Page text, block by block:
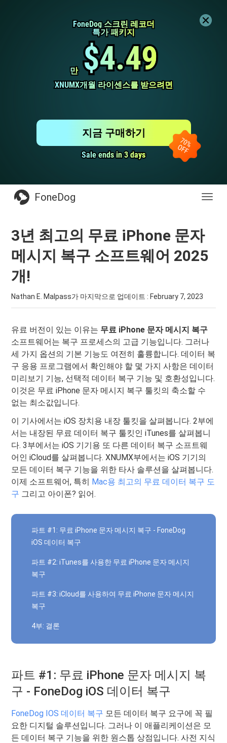
FoneDog 스크린 레코더
FoneDog 스크린 레코더
특가 패키지
특가 패키지
만
만 $4.49
$4.49
XNUMX개월 라이센스를 받으려면
XNUMX개월 라이센스를 받으려면
Sale ends in 3 days
Sale ends in 3 days
지금 구매하기
전
FoneDog
3년 최고의 무료 iPhone 문자
메시지 복구 소프트웨어 2025
개!
Nathan E. Malpass가 마지막으로 업데이트 : February 7, 2023
유료 버전이 있는 이유는 무료 iPhone 문자 메시지 복구
소프트웨어는 복구 프로세스의 고급 기능입니다. 그러나
세 가지 옵션의 기본 기능도 여전히 훌륭합니다. 데이터 복
구 응용 프로그램에서 확인해야 할 몇 가지 사항은 데이터
미리보기 기능, 선택적 데이터 복구 기능 및 호환성입니다.
이것은 무료 iPhone 문자 메시지 복구 툴킷의 축소할 수
없는 최소값입니다.
이 기사에서는 iOS 장치용 내장 툴킷을 살펴봅니다. 2부에
서는 내장된 무료 데이터 복구 툴킷인 iTunes를 살펴봅니
다. 3부에서는 iOS 기기용 또 다른 데이터 복구 소프트웨
어인 iCloud를 살펴봅니다. XNUMX부에서는 iOS 기기의
모든 데이터 복구 기능을 위한 타사 솔루션을 살펴봅니다.
이제 소프트웨어, 특히 Mac용 최고의 무료 데이터 복구 도
구 그리고 아이폰? 읽어.
파트 #1: 무료 iPhone 문자 메시지 복구 - FoneDog
iOS 데이터 복구
파트 #2: iTunes를 사용한 무료 iPhone 문자 메시지
복구
파트 #3: iCloud를 사용하여 무료 iPhone 문자 메시지
복구
4부: 결론
파트 #1: 무료 iPhone 문자 메시지 복
구 - FoneDog iOS 데이터 복구
FoneDog IOS 데이터 복구 모든 데이터 복구 요구에 꼭 필
요한 디지털 솔루션입니다. 그러나 이 애플리케이션은 모
든 데이터 복구 기능을 위한 원스톱 상점입니다. 사전 지식